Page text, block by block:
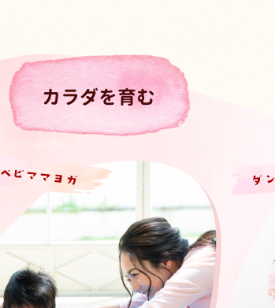
カラダを育む
ベビママヨガ ダ